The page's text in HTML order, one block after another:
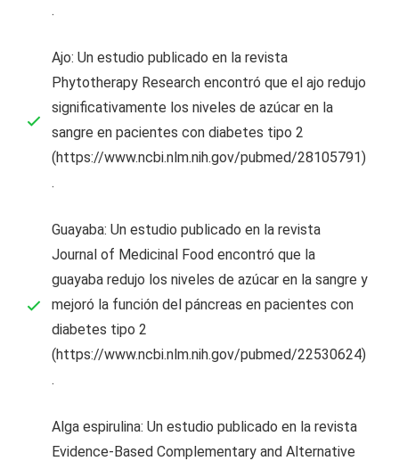
.
Ajo: Un estudio publicado en la revista
Phytotherapy Research encontró que el ajo redujo
significativamente los niveles de azúcar en la
sangre en pacientes con diabetes tipo 2
(https://www.ncbi.nlm.nih.gov/pubmed/28105791)
.
Guayaba: Un estudio publicado en la revista
Journal of Medicinal Food encontró que la
guayaba redujo los niveles de azúcar en la sangre y
mejoró la función del páncreas en pacientes con
diabetes tipo 2
(https://www.ncbi.nlm.nih.gov/pubmed/22530624)
.
Alga espirulina: Un estudio publicado en la revista
Evidence-Based Complementary and Alternative